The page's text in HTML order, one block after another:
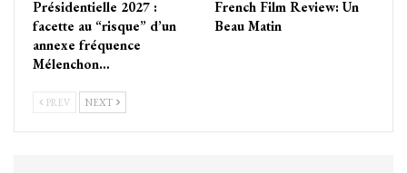
Présidentielle 2027 :
facette au “risque” d’un
annexe fréquence
Mélenchon…
French Film Review: Un
Beau Matin
PREV NEXT